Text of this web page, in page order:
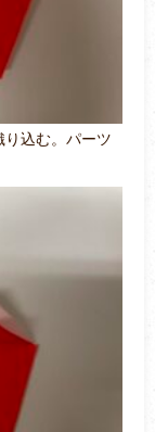
込む。パーツ